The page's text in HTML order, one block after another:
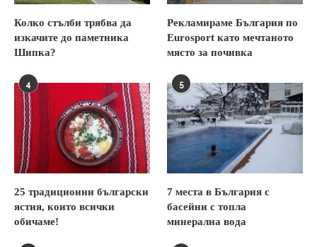
Колко стълби трябва да
изкачите до паметника
Шипка?
Рекламираме България по
Eurosport като мечтаното
място за почивка
4
25 традиционни български
ястия, които всички
обичаме!
5
7 места в България с
басейни с топла
минерална вода